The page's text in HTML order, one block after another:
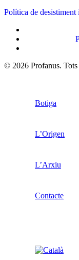
Política de desistiment
© 2026 Profanus. Tots
Botiga
L’Origen
L’Arxiu
Contacte